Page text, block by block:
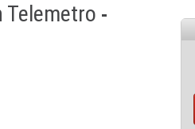
Telemetro